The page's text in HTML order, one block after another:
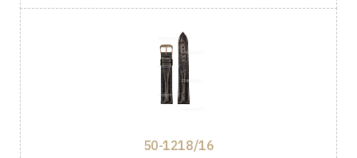
50-1218/16